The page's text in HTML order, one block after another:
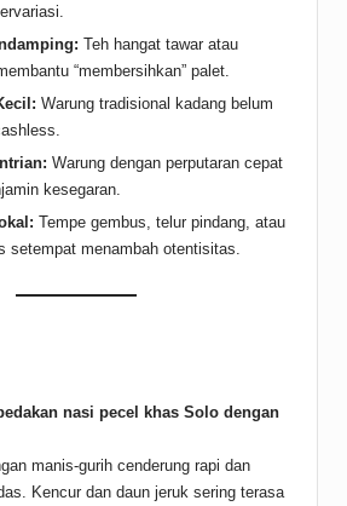
Teh hangat tawar atau
“membersihkan” palet.
Warung tradisional kadang belum
Warung dengan perputaran cepat
kesegaran.
Tempe gembus, telur pindang, atau
setempat menambah otentisitas.
nasi pecel khas Solo dengan
manis-gurih cenderung rapi dan
Kencur dan daun jeruk sering terasa